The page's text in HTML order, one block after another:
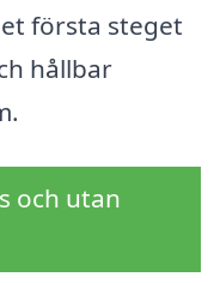
första steget
hållbar
och utan